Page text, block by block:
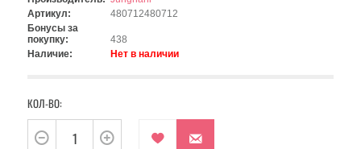
Артикул:
480712480712
Бонусы за
покупку:
438
Наличие:
Нет в наличии
КОЛ-ВО: